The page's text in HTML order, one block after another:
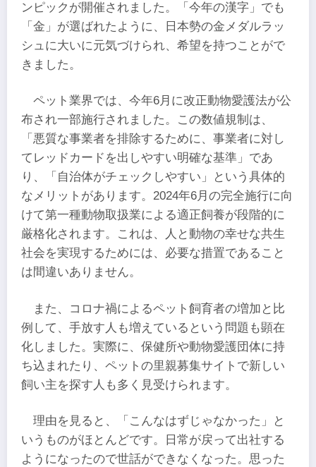
ンピックが開催されました。「今年の漢字」でも
「金」が選ばれたように、日本勢の金メダルラッ
シュに大いに元気づけられ、希望を持つことがで
きました。
ペット業界では、今年6月に改正動物愛護法が公
布され一部施行されました。この数値規制は、
「悪質な事業者を排除するために、事業者に対し
てレッドカードを出しやすい明確な基準」であ
り、「自治体がチェックしやすい」という具体的
なメリットがあります。2024年6月の完全施行に向
けて第一種動物取扱業による適正飼養が段階的に
厳格化されます。これは、人と動物の幸せな共生
社会を実現するためには、必要な措置であること
は間違いありません。
また、コロナ禍によるペット飼育者の増加と比
例して、手放す人も増えているという問題も顕在
化しました。実際に、保健所や動物愛護団体に持
ち込まれたり、ペットの里親募集サイトで新しい
飼い主を探す人も多く見受けられます。
理由を見ると、「こんなはずじゃなかった」と
いうものがほとんどです。日常が戻って出社する
ようになったので世話ができなくなった。思った